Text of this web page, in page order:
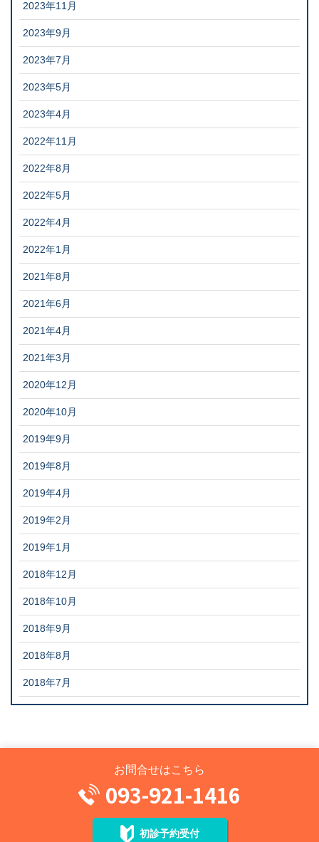
2023年11月
2023年9月
2023年7月
2023年5月
2023年4月
2022年11月
2022年8月
2022年5月
2022年4月
2022年1月
2021年8月
2021年6月
2021年4月
2021年3月
2020年12月
2020年10月
2019年9月
2019年8月
2019年4月
2019年2月
2019年1月
2018年12月
2018年10月
2018年9月
2018年8月
2018年7月
お問合せはこちら
093-921-1416
初診予約受付